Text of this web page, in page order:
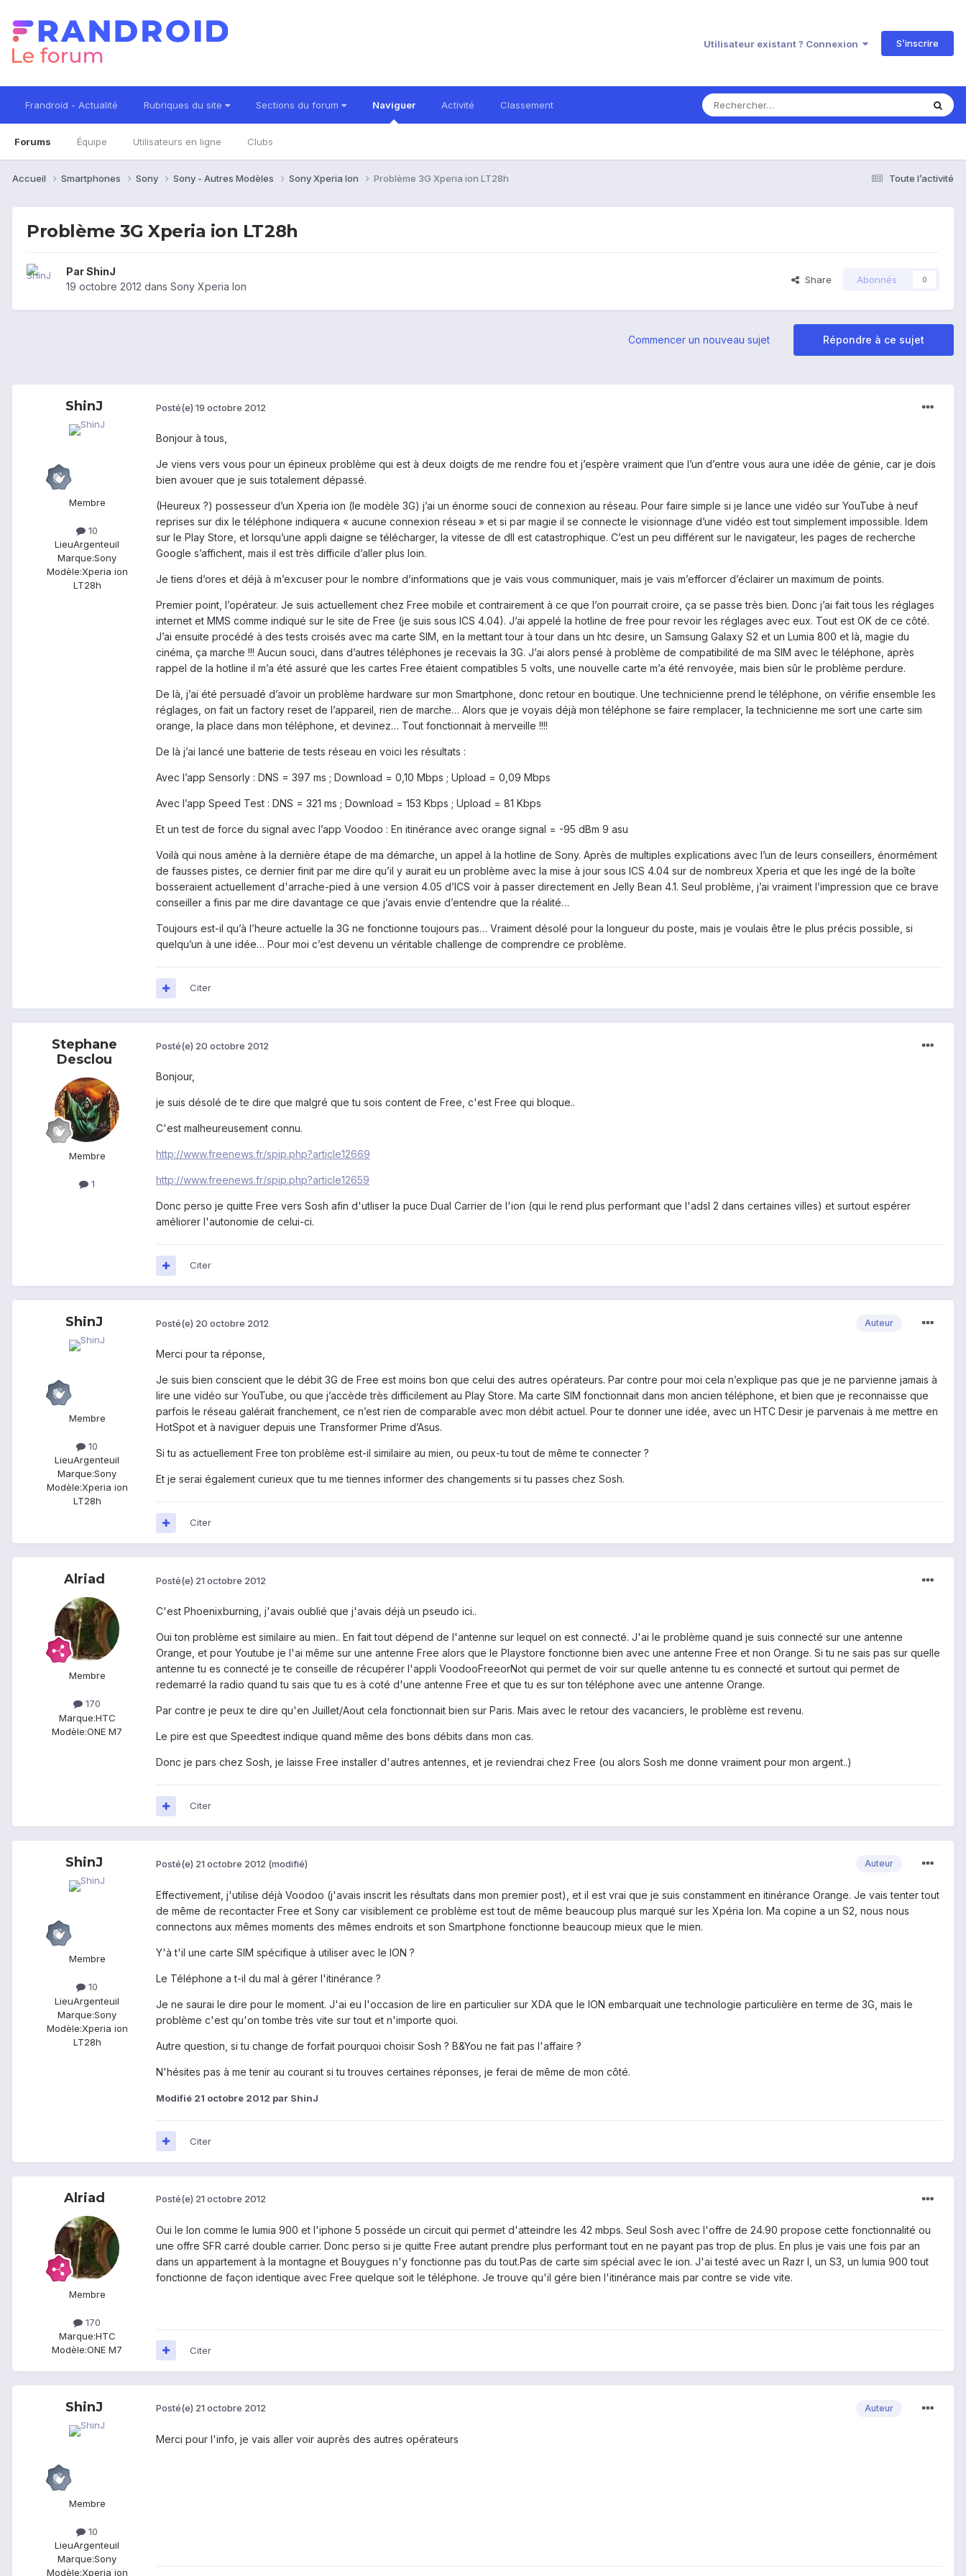
Utilisateur existant ? Connexion S’inscrire
Frandroid - Actualité Rubriques du site Sections du forum Naviguer
Forums Équipe Utilisateurs en ligne Clubs
Activité Classement
Toute l’activité
Accueil Smartphones Sony Sony - Autres Modèles Sony Xperia Ion Problème 3G Xperia ion LT28h
Problème 3G Xperia ion LT28h
ParShinJ
19 octobre 2012 dans Sony Xperia Ion
Share Abonnés 0
Répondre à ce sujet
Commencer un nouveau sujet
ShinJ
Membre
10
LieuArgenteuil
Marque:Sony
Modèle:Xperia ion
LT28h
Posté(e) 19 octobre 2012
Bonjour à tous,
Je viens vers vous pour un épineux problème qui est à deux doigts de me rendre fou et j’espère vraiment que l’un d’entre vous aura une idée de génie, car je dois
bien avouer que je suis totalement dépassé.
(Heureux ?) possesseur d’un Xperia ion (le modèle 3G) j’ai un énorme souci de connexion au réseau. Pour faire simple si je lance une vidéo sur YouTube à neuf
reprises sur dix le téléphone indiquera « aucune connexion réseau » et si par magie il se connecte le visionnage d’une vidéo est tout simplement impossible. Idem
sur le Play Store, et lorsqu’une appli daigne se télécharger, la vitesse de dll est catastrophique. C’est un peu différent sur le navigateur, les pages de recherche
Google s’affichent, mais il est très difficile d’aller plus loin.
Je tiens d’ores et déjà à m’excuser pour le nombre d’informations que je vais vous communiquer, mais je vais m’efforcer d’éclairer un maximum de points.
Premier point, l’opérateur. Je suis actuellement chez Free mobile et contrairement à ce que l’on pourrait croire, ça se passe très bien. Donc j’ai fait tous les réglages
internet et MMS comme indiqué sur le site de Free (je suis sous ICS 4.04). J’ai appelé la hotline de free pour revoir les réglages avec eux. Tout est OK de ce côté.
J’ai ensuite procédé à des tests croisés avec ma carte SIM, en la mettant tour à tour dans un htc desire, un Samsung Galaxy S2 et un Lumia 800 et là, magie du
cinéma, ça marche !!! Aucun souci, dans d’autres téléphones je recevais la 3G. J’ai alors pensé à problème de compatibilité de ma SIM avec le téléphone, après
rappel de la hotline il m’a été assuré que les cartes Free étaient compatibles 5 volts, une nouvelle carte m’a été renvoyée, mais bien sûr le problème perdure.
De là, j’ai été persuadé d’avoir un problème hardware sur mon Smartphone, donc retour en boutique. Une technicienne prend le téléphone, on vérifie ensemble les
réglages, on fait un factory reset de l’appareil, rien de marche… Alors que je voyais déjà mon téléphone se faire remplacer, la technicienne me sort une carte sim
orange, la place dans mon téléphone, et devinez… Tout fonctionnait à merveille !!!!
De là j’ai lancé une batterie de tests réseau en voici les résultats :
Avec l’app Sensorly : DNS = 397 ms ; Download = 0,10 Mbps ; Upload = 0,09 Mbps
Avec l’app Speed Test : DNS = 321 ms ; Download = 153 Kbps ; Upload = 81 Kbps
Et un test de force du signal avec l’app Voodoo : En itinérance avec orange signal = -95 dBm 9 asu
Voilà qui nous amène à la dernière étape de ma démarche, un appel à la hotline de Sony. Après de multiples explications avec l’un de leurs conseillers, énormément
de fausses pistes, ce dernier finit par me dire qu’il y aurait eu un problème avec la mise à jour sous ICS 4.04 sur de nombreux Xperia et que les ingé de la boîte
bosseraient actuellement d'arrache-pied à une version 4.05 d’ICS voir à passer directement en Jelly Bean 4.1. Seul problème, j’ai vraiment l’impression que ce brave
conseiller a finis par me dire davantage ce que j’avais envie d’entendre que la réalité…
Toujours est-il qu’à l’heure actuelle la 3G ne fonctionne toujours pas… Vraiment désolé pour la longueur du poste, mais je voulais être le plus précis possible, si
quelqu’un à une idée… Pour moi c’est devenu un véritable challenge de comprendre ce problème.
Citer
Stephane
Desclou
Membre
1
Posté(e) 20 octobre 2012
Bonjour,
je suis désolé de te dire que malgré que tu sois content de Free, c'est Free qui bloque..
C'est malheureusement connu.
http://www.freenews.fr/spip.php?article12669
http://www.freenews.fr/spip.php?article12659
Donc perso je quitte Free vers Sosh afin d'utliser la puce Dual Carrier de l'ion (qui le rend plus performant que l'adsl 2 dans certaines villes) et surtout espérer
améliorer l'autonomie de celui-ci.
Citer
ShinJ
Membre
10
LieuArgenteuil
Marque:Sony
Modèle:Xperia ion
LT28h
Auteur
Posté(e) 20 octobre 2012
Merci pour ta réponse,
Je suis bien conscient que le débit 3G de Free est moins bon que celui des autres opérateurs. Par contre pour moi cela n’explique pas que je ne parvienne jamais à
lire une vidéo sur YouTube, ou que j’accède très difficilement au Play Store. Ma carte SIM fonctionnait dans mon ancien téléphone, et bien que je reconnaisse que
parfois le réseau galérait franchement, ce n’est rien de comparable avec mon débit actuel. Pour te donner une idée, avec un HTC Desir je parvenais à me mettre en
HotSpot et à naviguer depuis une Transformer Prime d’Asus.
Si tu as actuellement Free ton problème est-il similaire au mien, ou peux-tu tout de même te connecter ?
Et je serai également curieux que tu me tiennes informer des changements si tu passes chez Sosh.
Citer
Alriad
Membre
170
Marque:HTC
Modèle:ONE M7
Posté(e) 21 octobre 2012
C'est Phoenixburning, j'avais oublié que j'avais déjà un pseudo ici..
Oui ton problème est similaire au mien.. En fait tout dépend de l'antenne sur lequel on est connecté. J'ai le problème quand je suis connecté sur une antenne
Orange, et pour Youtube je l'ai même sur une antenne Free alors que le Playstore fonctionne bien avec une antenne Free et non Orange. Si tu ne sais pas sur quelle
antenne tu es connecté je te conseille de récupérer l'appli VoodooFreeorNot qui permet de voir sur quelle antenne tu es connecté et surtout qui permet de
redemarré la radio quand tu sais que tu es à coté d'une antenne Free et que tu es sur ton téléphone avec une antenne Orange.
Par contre je peux te dire qu'en Juillet/Aout cela fonctionnait bien sur Paris. Mais avec le retour des vacanciers, le problème est revenu.
Le pire est que Speedtest indique quand même des bons débits dans mon cas.
Donc je pars chez Sosh, je laisse Free installer d'autres antennes, et je reviendrai chez Free (ou alors Sosh me donne vraiment pour mon argent..)
Citer
ShinJ
Membre
10
LieuArgenteuil
Marque:Sony
Modèle:Xperia ion
LT28h
Auteur
Posté(e) 21 octobre 2012 (modifié)
Effectivement, j'utilise déjà Voodoo (j'avais inscrit les résultats dans mon premier post), et il est vrai que je suis constamment en itinérance Orange. Je vais tenter tout
de même de recontacter Free et Sony car visiblement ce problème est tout de même beaucoup plus marqué sur les Xpéria Ion. Ma copine a un S2, nous nous
connectons aux mêmes moments des mêmes endroits et son Smartphone fonctionne beaucoup mieux que le mien.
Y'à t'il une carte SIM spécifique à utiliser avec le ION ?
Le Téléphone a t-il du mal à gérer l'itinérance ?
Je ne saurai le dire pour le moment. J'ai eu l'occasion de lire en particulier sur XDA que le ION embarquait une technologie particulière en terme de 3G, mais le
problème c'est qu'on tombe très vite sur tout et n'importe quoi.
Autre question, si tu change de forfait pourquoi choisir Sosh ? B&You ne fait pas l'affaire ?
N'hésites pas à me tenir au courant si tu trouves certaines réponses, je ferai de même de mon côté.
Modifié 21 octobre 2012 par ShinJ
Citer
Alriad
Membre
170
Marque:HTC
Modèle:ONE M7
Posté(e) 21 octobre 2012
Oui le Ion comme le lumia 900 et l'iphone 5 posséde un circuit qui permet d'atteindre les 42 mbps. Seul Sosh avec l'offre de 24.90 propose cette fonctionnalité ou
une offre SFR carré double carrier. Donc perso si je quitte Free autant prendre plus performant tout en ne payant pas trop de plus. En plus je vais une fois par an
dans un appartement à la montagne et Bouygues n'y fonctionne pas du tout.Pas de carte sim spécial avec le ion. J'ai testé avec un Razr I, un S3, un lumia 900 tout
fonctionne de façon identique avec Free quelque soit le téléphone. Je trouve qu'il gére bien l'itinérance mais par contre se vide vite.
Citer
ShinJ
Membre
10
LieuArgenteuil
Marque:Sony
Modèle:Xperia ion
Auteur
Posté(e) 21 octobre 2012
Merci pour l'info, je vais aller voir auprès des autres opérateurs